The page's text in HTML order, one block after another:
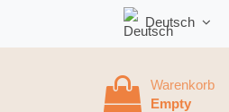
Deutsch
Warenkorb
Empty